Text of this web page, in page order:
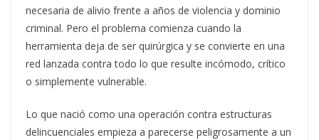
necesaria de alivio frente a años de violencia y dominio
criminal. Pero el problema comienza cuando la
herramienta deja de ser quirúrgica y se convierte en una
red lanzada contra todo lo que resulte incómodo, crítico
o simplemente vulnerable.
Lo que nació como una operación contra estructuras
delincuenciales empieza a parecerse peligrosamente a un